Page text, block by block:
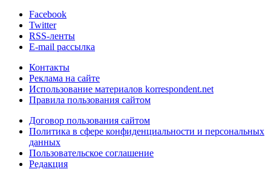
Facebook
Twitter
RSS-ленты
E-mail рассылка
Контакты
Реклама на сайте
Использование материалов korrespondent.net
Правила пользования сайтом
Договор пользования сайтом
Политика в сфере конфиденциальности и персональных
данных
Пользовательское соглашение
Редакция